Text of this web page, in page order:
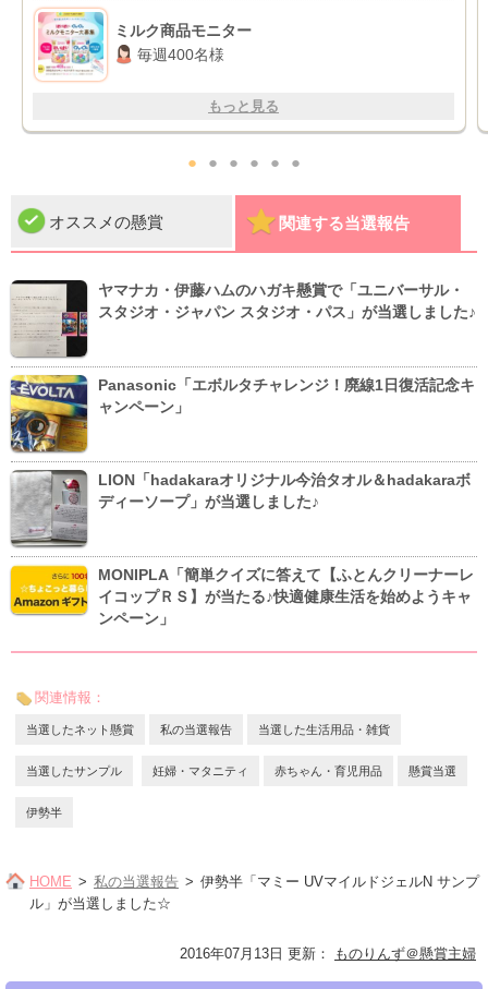
ミルク商品モニター
毎週400名様
もっと見る
● ● ● ● ● ●
オススメの懸賞 関連する当選報告
ヤマナカ・伊藤ハムのハガキ懸賞で「ユニバーサル・
スタジオ・ジャパン スタジオ・パス」が当選しました♪
Panasonic「エボルタチャレンジ！廃線1日復活記念キ
ャンペーン」
LION「hadakaraオリジナル今治タオル＆hadakaraボ
ディーソープ」が当選しました♪
MONIPLA「簡単クイズに答えて【ふとんクリーナーレ
イコップＲＳ】が当たる♪快適健康生活を始めようキャ
ンペーン」
関連情報：
当選したネット懸賞 私の当選報告 当選した生活用品・雑貨
当選したサンプル 妊婦・マタニティ 赤ちゃん・育児用品 懸賞当選
伊勢半
HOME 私の当選報告
伊勢半「マミー UVマイルドジェルN サンプ
ル」が当選しました☆
2016年07月13日 更新 ： ものりんず＠懸賞主婦